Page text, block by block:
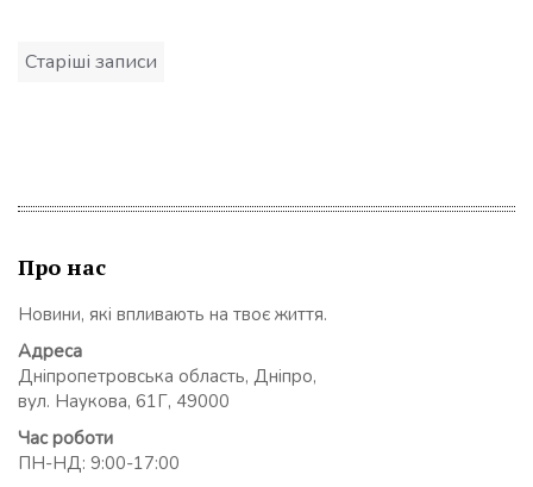
Навігація
записів
Старіші записи
Про нас
Новини, які впливають на твоє життя.
Адреса
Дніпропетровська область, Дніпро,
вул. Наукова, 61Г, 49000
Час роботи
ПН-НД: 9:00-17:00